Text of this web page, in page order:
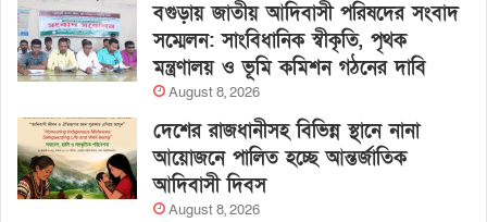
বগুড়ায় জাতীয় আদিবাসী পরিষদের সংবাদ
সম্মেলন: সাংবিধানিক স্বীকৃতি, পৃথক
মন্ত্রণালয় ও ভূমি কমিশন গঠনের দাবি
August 8, 2026
দেশের রাজধানীসহ বিভিন্ন স্থানে নানা
আয়োজনে পালিত হচ্ছে আন্তর্জাতিক
আদিবাসী দিবস
August 8, 2026